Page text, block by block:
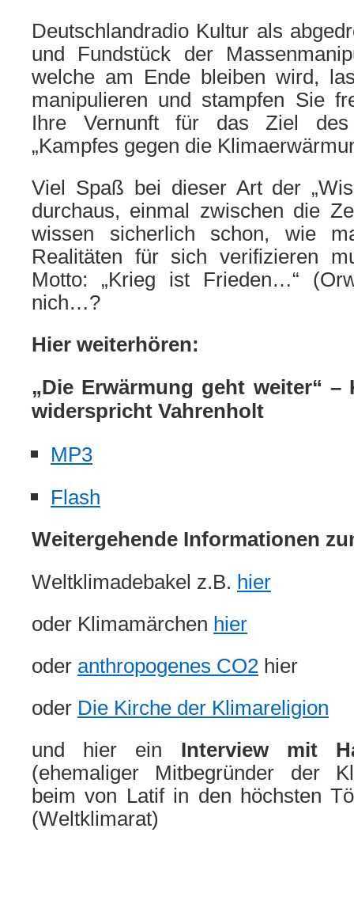
Deutschlandradio Kultur als
und Fundstück der
welche am Ende bleiben wird,
manipulieren und stampfen Sie
Ihre Vernunft für das Ziel des
„Kampfes gegen die
Viel Spaß bei dieser Art der
durchaus, einmal zwischen die
wissen sicherlich schon, wie
Realitäten für sich verifizieren
Motto: „Krieg ist Frieden…“
nich…?
Hier weiterhören:
„Die Erwärmung geht weiter“
widerspricht Vahrenholt
MP3
Flash
Weitergehende Informationen
Weltklimadebakel z.B. hier
oder Klimamärchen hier
oder anthropogenes CO2 hier
oder Die Kirche der Klimareligion
und hier ein Interview mit
(ehemaliger Mitbegründer der
beim von Latif in den höchsten
(Weltklimarat)